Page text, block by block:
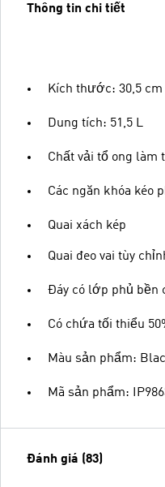
Thông tin chi tiết
Kích thước: 30,5 cm
Dung tích: 51,5 L
Chất vải tổ ong làm
Các ngăn khóa kéo
Quai xách kép
Quai đeo vai tùy
Đáy có lớp phủ bền
Có chứa tối thiểu
Màu sản phẩm:
Mã sản phẩm:
Đánh giá (83)